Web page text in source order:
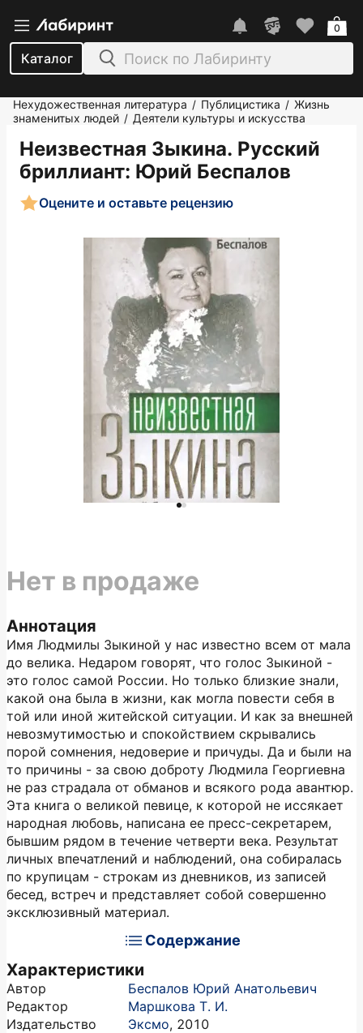
Каталог
0
Нехудожественная литература / Публицистика / Жизнь
знаменитых людей / Деятели культуры и искусства
Неизвестная Зыкина. Русский
бриллиант: Юрий Беспалов
Оцените и оставьте рецензию
Аннотация
Имя Людмилы Зыкиной у нас известно всем от мала
до велика. Недаром говорят, что голос Зыкиной -
это голос самой России. Но только близкие знали,
какой она была в жизни, как могла повести себя в
той или иной житейской ситуации. И как за внешней
невозмутимостью и спокойствием скрывались
порой сомнения, недоверие и причуды. Да и были на
то причины - за свою доброту Людмила Георгиевна
не раз страдала от обманов и всякого рода авантюр.
Эта книга о великой певице, к которой не иссякает
народная любовь, написана ее пресс-секретарем,
бывшим рядом в течение четверти века. Результат
личных впечатлений и наблюдений, она собиралась
по крупицам - строкам из дневников, из записей
бесед, встреч и представляет собой совершенно
эксклюзивный материал.
Содержание
Характеристики
Автор
Беспалов Юрий Анатольевич
Редактор
Маршкова Т. И.
Издательство
Эксмо, 2010
Нет в продаже